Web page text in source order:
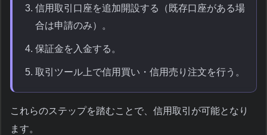
信用取引口座を追加開設する（既存口座がある場
合は申請のみ）。
保証金を入金する。
取引ツール上で信用買い・信用売り注文を行う。
これらのステップを踏むことで、信用取引が可能となり
ます。